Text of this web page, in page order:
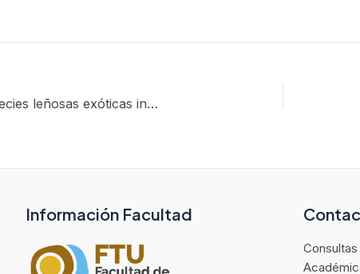
Las implicancias ecológicas de las especies leñosas exóticas invasoras en Merlo
Información Facultad
Consultas